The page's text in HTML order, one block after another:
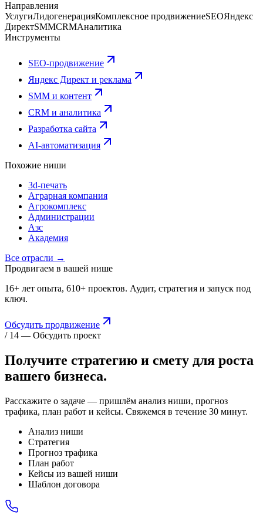
Направления
УслугиЛидогенерацияКомплексное продвижениеSEOЯндекс
ДиректSMMCRMАналитика
Инструменты
SEO-продвижение
Яндекс Директ и реклама
SMM и контент
CRM и аналитика
Разработка сайта
AI-автоматизация
Похожие ниши
3d-печать
Аграрная компания
Агрокомплекс
Администрации
Азс
Академия
Все отрасли →
Продвигаем в вашей нише
16+ лет опыта, 610+ проектов. Аудит, стратегия и запуск под
ключ.
Обсудить продвижение
/ 14 — Обсудить проект
Получите стратегию и смету для роста
вашего бизнеса.
Расскажите о задаче — пришлём анализ ниши, прогноз
трафика, план работ и кейсы. Свяжемся в течение 30 минут.
Анализ ниши
Стратегия
Прогноз трафика
План работ
Кейсы из вашей ниши
Шаблон договора